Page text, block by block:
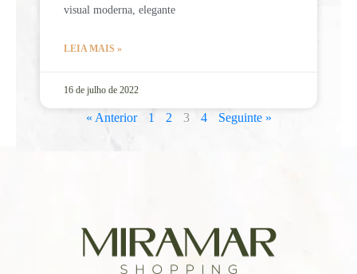
visual moderna, elegante
LEIA MAIS »
16 de julho de 2022
« Anterior 1 2 3 4 Seguinte »